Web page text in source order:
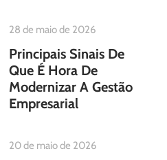
28 de maio de 2026
Principais Sinais De
Que É Hora De
Modernizar A Gestão
Empresarial
20 de maio de 2026